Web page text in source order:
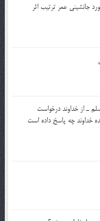
جانشيني عمر ترتیب اثر
ـ از خداوند درخواست
خداوند چه پاسخ داده است